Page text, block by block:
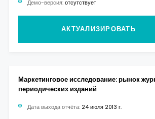
Демо-версия: отсутствует
АКТУАЛИЗИРОВАТЬ
Маркетинговое исследование: рынок
периодических изданий
Дата выхода отчёта: 24 июля 2013 г.